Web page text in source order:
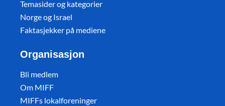
Temasider og kategorier
Norge og Israel
Faktasjekker på mediene
Organisasjon
Bli medlem
Om MIFF
MIFFs lokalforeninger